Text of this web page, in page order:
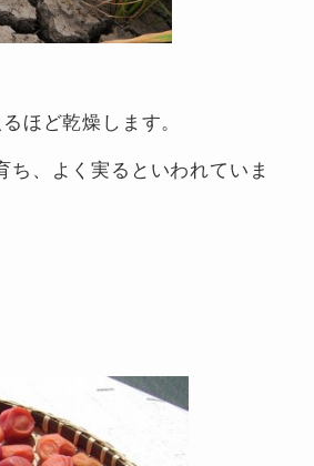
ほど乾燥します。
、よく実るといわれていま